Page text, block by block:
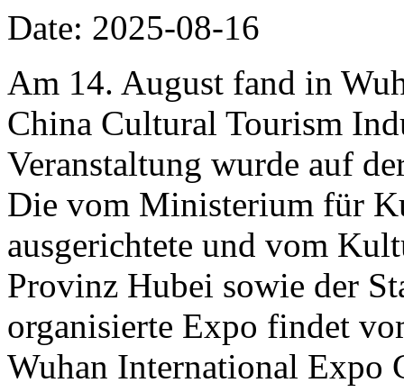
Date: 2025-08-16
Am 14. August fand in
China Cultural Tourism
Veranstaltung wurde auf
Die vom Ministerium für
ausgerichtete und vom
Provinz Hubei sowie der
organisierte Expo findet
Wuhan International Expo